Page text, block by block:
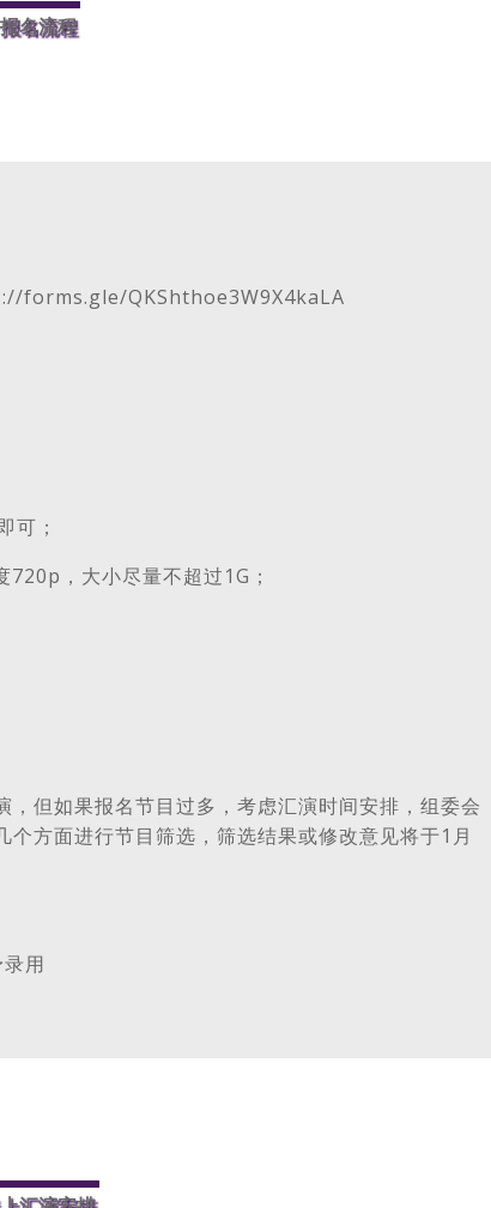
报名流程
forms.gle/QKShthoe3W9X4kaLA
可；
，大小尽量不超过1G；
但如果报名节目过多，考虑汇演时间安排，组委会
方面进行节目筛选，筛选结果或修改意见将于1月
用